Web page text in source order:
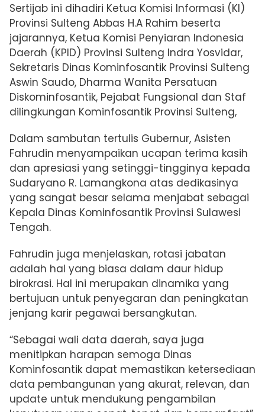
Sertijab ini dihadiri Ketua Komisi Informasi (KI)
Provinsi Sulteng Abbas H.A Rahim beserta
jajarannya, Ketua Komisi Penyiaran Indonesia
Daerah (KPID) Provinsi Sulteng Indra Yosvidar,
Sekretaris Dinas Kominfosantik Provinsi Sulteng
Aswin Saudo, Dharma Wanita Persatuan
Diskominfosantik, Pejabat Fungsional dan Staf
dilingkungan Kominfosantik Provinsi Sulteng,
Dalam sambutan tertulis Gubernur, Asisten
Fahrudin menyampaikan ucapan terima kasih
dan apresiasi yang setinggi-tingginya kepada
Sudaryano R. Lamangkona atas dedikasinya
yang sangat besar selama menjabat sebagai
Kepala Dinas Kominfosantik Provinsi Sulawesi
Tengah.
Fahrudin juga menjelaskan, rotasi jabatan
adalah hal yang biasa dalam daur hidup
birokrasi. Hal ini merupakan dinamika yang
bertujuan untuk penyegaran dan peningkatan
jenjang karir pegawai bersangkutan.
“Sebagai wali data daerah, saya juga
menitipkan harapan semoga Dinas
Kominfosantik dapat memastikan ketersediaan
data pembangunan yang akurat, relevan, dan
update untuk mendukung pengambilan